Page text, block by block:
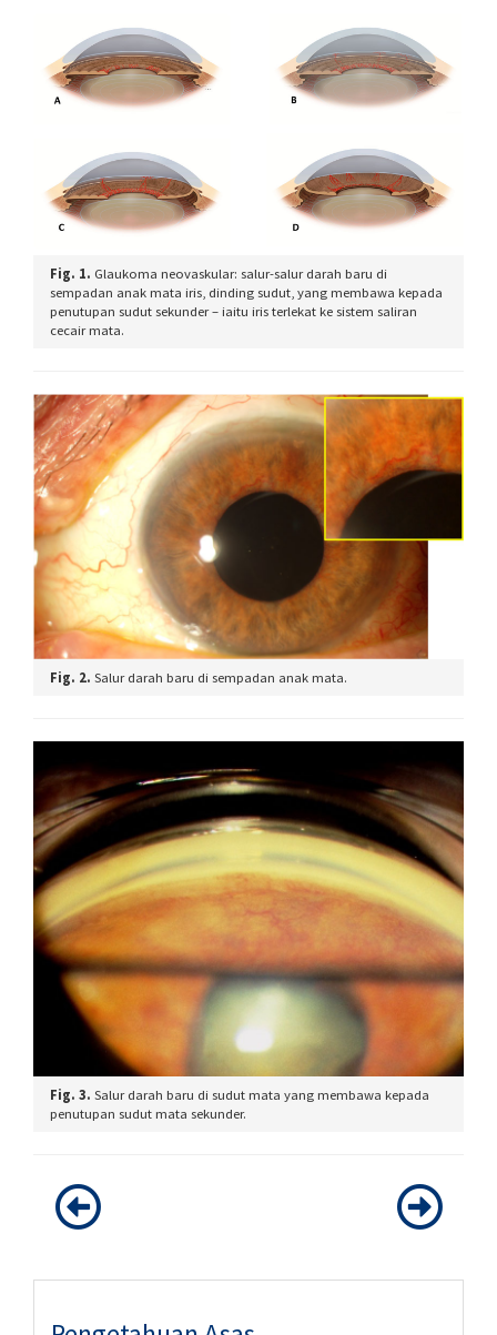
Fig. 1. Glaukoma neovaskular: salur-salur darah baru di
sempadan anak mata iris, dinding sudut, yang membawa kepada
penutupan sudut sekunder – iaitu iris terlekat ke sistem saliran
cecair mata.
Fig. 2. Salur darah baru di sempadan anak mata.
Fig. 3. Salur darah baru di sudut mata yang membawa kepada
penutupan sudut mata sekunder.